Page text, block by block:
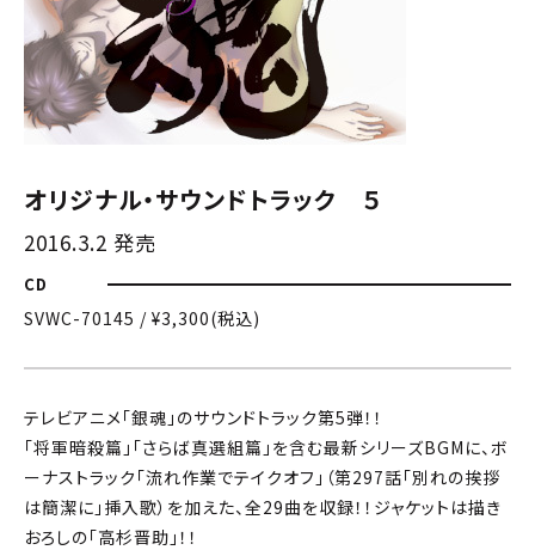
オリジナル・サウンドトラック ５
2016.3.2 発売
CD
SVWC-70145 / ¥3,300(税込)
テレビアニメ「銀魂」のサウンドトラック第5弾！！
「将軍暗殺篇」「さらば真選組篇」を含む最新シリーズBGMに、ボ
ーナストラック「流れ作業でテイクオフ」（第297話「別れの挨拶
は簡潔に」挿入歌）を加えた、全29曲を収録！！ジャケットは描き
おろしの「高杉晋助」！！